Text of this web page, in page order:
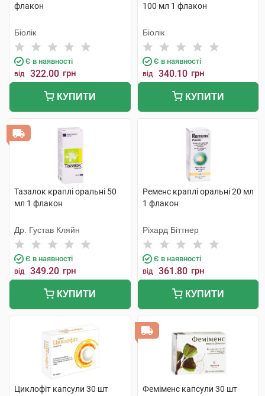
флакон
Біолік
Є в наявності
від 322.00 грн
КУПИТИ
100 мл 1 флакон
Біолік
Є в наявності
від 340.10 грн
КУПИТИ
Тазалок краплі оральні 50
мл 1 флакон
Др. Густав Кляйн
Є в наявності
від 349.20 грн
КУПИТИ
Ременс краплі оральні 20 мл
1 флакон
Ріхард Біттнер
Є в наявності
від 361.80 грн
КУПИТИ
Циклофіт капсули 30 шт Феміменс капсули 30 шт